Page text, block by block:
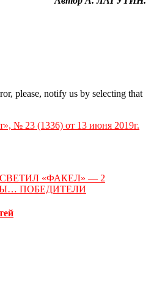
please, notify us by selecting that
№ 23 (1336) от 13 июня 2019г.
«ФАКЕЛ» — 2
ПОБЕДИТЕЛИ